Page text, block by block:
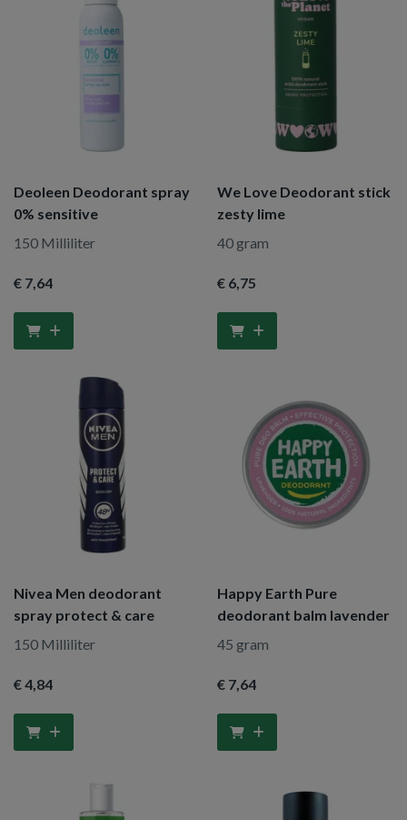
Deoleen Deodorant spray
0% sensitive
150 Milliliter
€ 7,64
We Love Deodorant stick
zesty lime
40 gram
€ 6,75
Nivea Men deodorant
spray protect & care
150 Milliliter
€ 4,84
Happy Earth Pure
deodorant balm lavender
45 gram
€ 7,64